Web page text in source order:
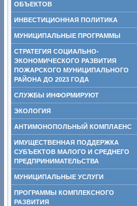
ОБЪЕКТОВ
ИНВЕСТИЦИОННАЯ ПОЛИТИКА
МУНИЦИПАЛЬНЫЕ ПРОГРАММЫ
СТРАТЕГИЯ СОЦИАЛЬНО-
ЭКОНОМИЧЕСКОГО РАЗВИТИЯ
ПОЖАРСКОГО МУНИЦИПАЛЬНОГО
РАЙОНА ДО 2023 ГОДА
СЛУЖБЫ ИНФОРМИРУЮТ
ЭКОЛОГИЯ
АНТИМОНОПОЛЬНЫЙ КОМПЛАЕНС
ИМУЩЕСТВЕННАЯ ПОДДЕРЖКА
СУБЪЕКТОВ МАЛОГО И СРЕДНЕГО
ПРЕДПРИНИМАТЕЛЬСТВА
МУНИЦИПАЛЬНЫЕ УСЛУГИ
ПРОГРАММЫ КОМПЛЕКСНОГО
РАЗВИТИЯ